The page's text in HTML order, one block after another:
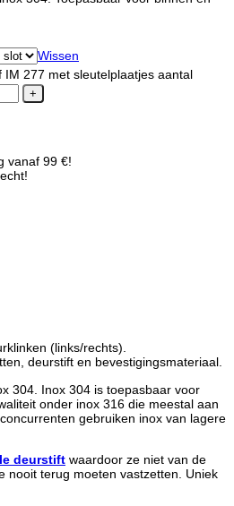
Wissen
IM 277 met sleutelplaatjes aantal
vanaf 99 €!
(links/rechts).
deurstift en bevestigingsmateriaal.
304. Inox 304 is toepasbaar voor
onder inox 316 die meestal aan
gebruiken inox van lagere
deurstift waardoor ze niet van de
nooit terug moeten vastzetten. Uniek